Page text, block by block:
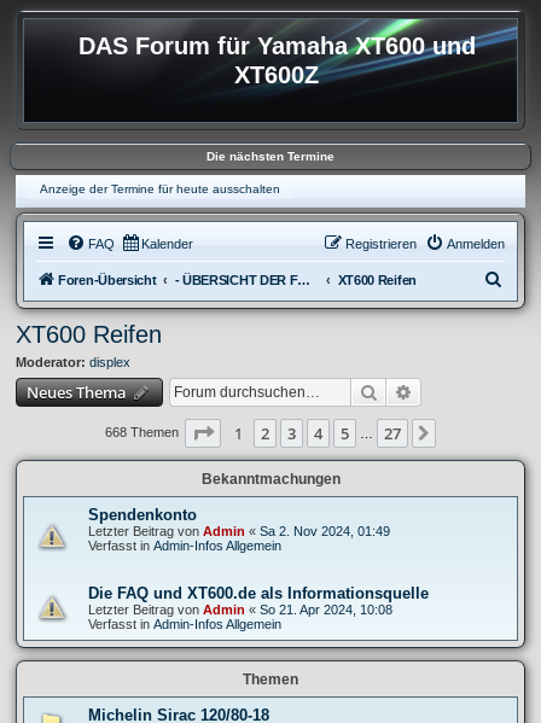
DAS Forum für Yamaha XT600 und
XT600Z
Die nächsten Termine
Anzeige der Termine für heute ausschalten
FAQ Kalender Anmelden
Registrieren
Foren-Übersicht - ÜBERSICHT DER FOREN XT600 XT600 Reifen
u
XT600 Reifen
Moderator: displex
Neues Thema Suche
668 Themen Seite 1von 27
1 2 3 4 5 27
Bekanntmachungen
Spendenkonto
Letzter Beitrag von Admin « Sa 2. Nov 2024, 01:49
Verfasst in Admin-Infos Allgemein
Die FAQ und XT600.de als Informationsquelle
Letzter Beitrag von Admin « So 21. Apr 2024, 10:08
Verfasst in Admin-Infos Allgemein
Themen
Michelin Sirac 120/80-18